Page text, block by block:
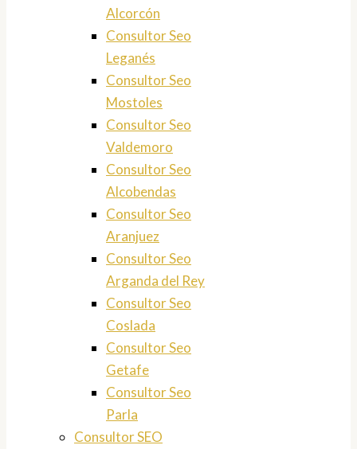
Alcorcón
Consultor Seo
Leganés
Consultor Seo
Mostoles
Consultor Seo
Valdemoro
Consultor Seo
Alcobendas
Consultor Seo
Aranjuez
Consultor Seo
Arganda del Rey
Consultor Seo
Coslada
Consultor Seo
Getafe
Consultor Seo
Parla
Consultor SEO